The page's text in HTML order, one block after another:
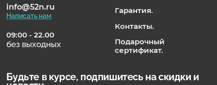
info@52n.ru
Написать нам
09:00 - 22.00
без выходных
Гарантия.
Контакты.
Подарочный
сертификат.
Будьте в курсе, подпишитесь на скидки и